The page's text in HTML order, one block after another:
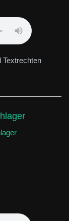
Textrechten